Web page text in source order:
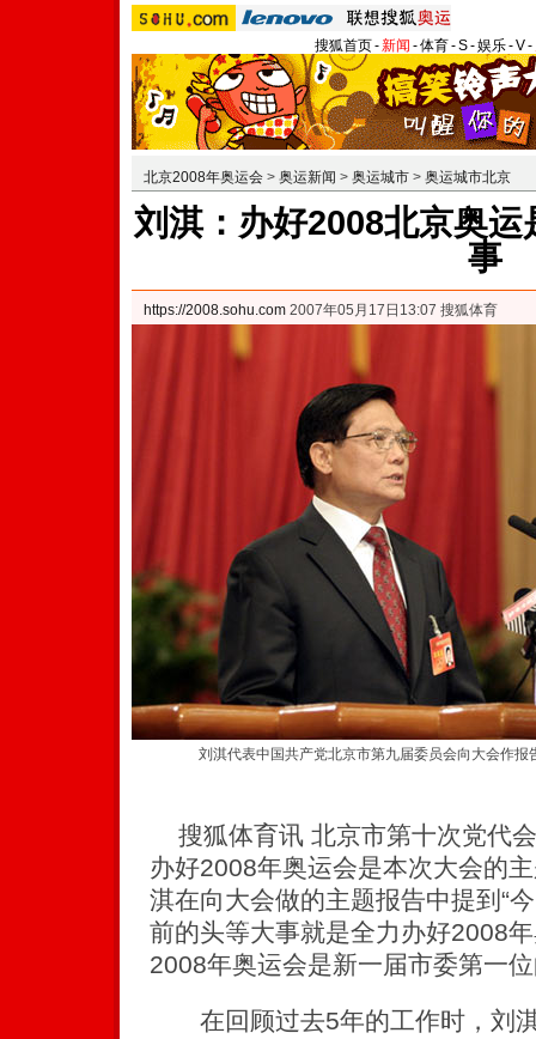
搜狐首页-新闻 -体育-S-娱乐-V-
北京2008年奥运会 > 奥运新闻 > 奥运城市 > 奥运城市北京
刘淇：办好2008北京奥
事
https://2008.sohu.com 2007年05月17日13:07 搜狐体育
刘淇代表中国共产党北京市第九届委员会向大会作报
搜狐体育讯 北京市第十次党代
办好2008年奥运会是本次大会的
淇在向大会做的主题报告中提到“
前的头等大事就是全力办好2008
2008年奥运会是新一届市委第一
在回顾过去5年的工作时，刘淇